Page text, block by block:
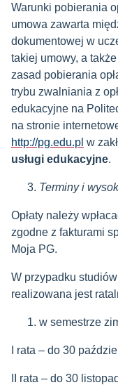
Warunki pobierania
umowa zawarta
dokumentowej w
takiej umowy, a
zasad pobierania
trybu zwalniania z
edukacyjne na
na stronie
http://pg.edu.pl w
usługi edukacyjne.
Terminy i
Opłaty należy
zgodne z fakturami
Moja PG.
W przypadku
realizowana jest
w semestrze
I rata – do 30
II rata – do 30